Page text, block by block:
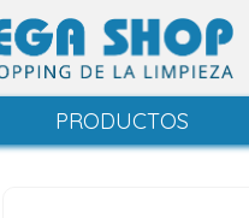
PRODUCTOS